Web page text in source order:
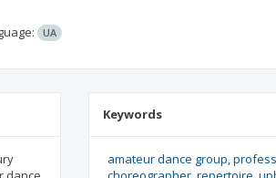
UA
Keywords
amateur dance group